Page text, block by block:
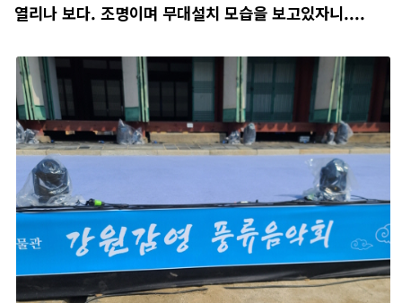
열리나 보다. 조명이며 무대설치 모습을 보고있자니....